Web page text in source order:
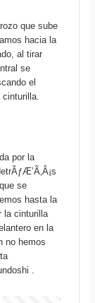
que sube
hacia la
al tirar
se
el
cinturilla.
por la
se
hasta la
la cinturilla
en la
no hemos
.